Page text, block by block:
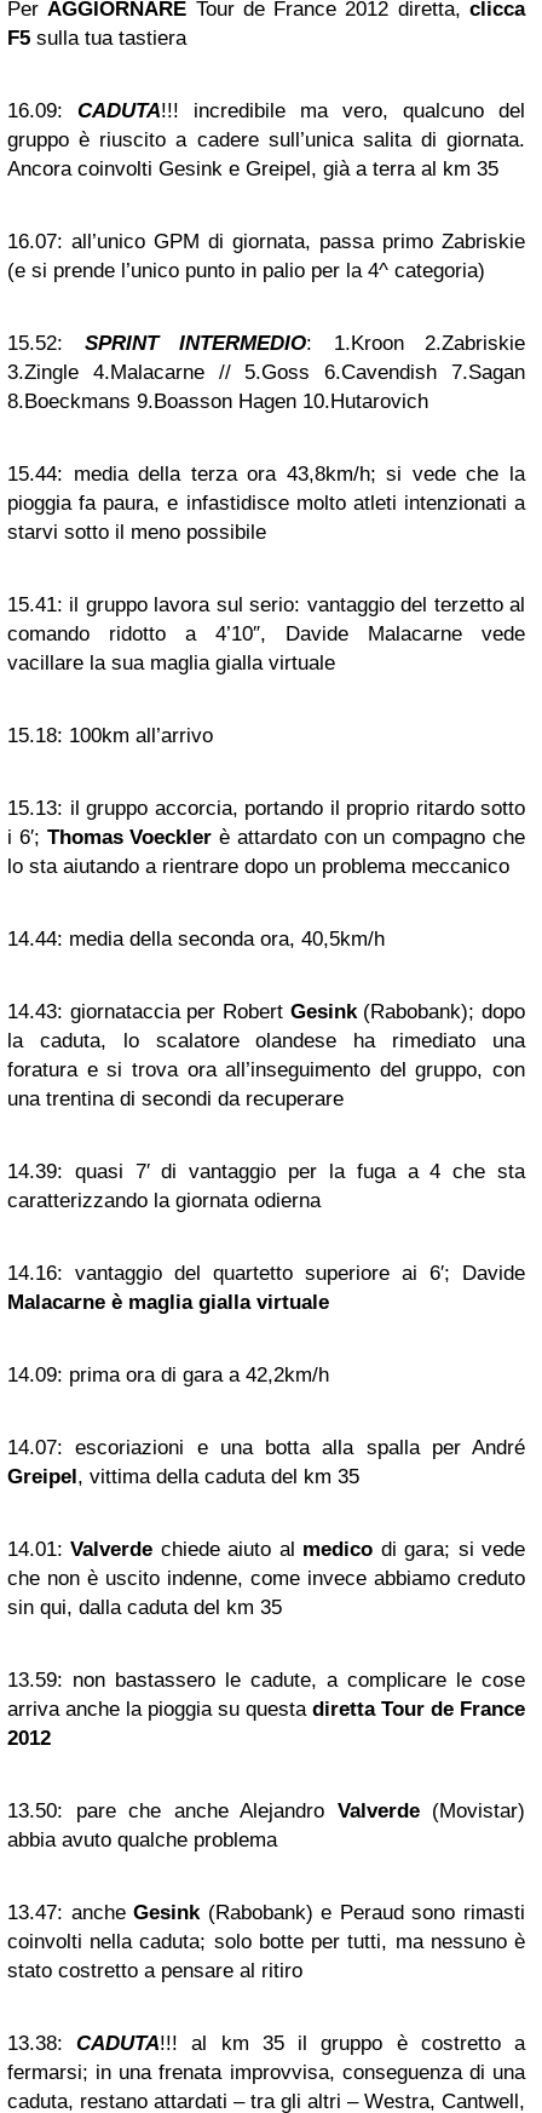
PerAGGIORNARE Tour de France 2012 diretta,clicca
F5 sulla tua tastiera
16.09: CADUTA!!! incredibile ma vero, qualcuno del
gruppo è riuscito a cadere sull’unica salita di giornata.
Ancora coinvolti Gesink e Greipel, già a terra al km 35
16.07: all’unico GPM di giornata, passa primo Zabriskie
(e si prende l’unico punto in palio per la 4^ categoria)
15.52: SPRINT INTERMEDIO: 1.Kroon 2.Zabriskie
3.Zingle 4.Malacarne // 5.Goss 6.Cavendish 7.Sagan
8.Boeckmans 9.Boasson Hagen 10.Hutarovich
15.44: media della terza ora 43,8km/h; si vede che la
pioggia fa paura, e infastidisce molto atleti intenzionati a
starvi sotto il meno possibile
15.41: il gruppo lavora sul serio: vantaggio del terzetto al
comando ridotto a 4’10″, Davide Malacarne vede
vacillare la sua maglia gialla virtuale
15.18: 100km all’arrivo
15.13: il gruppo accorcia, portando il proprio ritardo sotto
i 6′; Thomas Voeckler è attardato con un compagno che
lo sta aiutando a rientrare dopo un problema meccanico
14.44: media della seconda ora, 40,5km/h
14.43: giornataccia per Robert Gesink(Rabobank); dopo
la caduta, lo scalatore olandese ha rimediato una
foratura e si trova ora all’inseguimento del gruppo, con
una trentina di secondi da recuperare
14.39: quasi 7′ di vantaggio per la fuga a 4 che sta
caratterizzando la giornata odierna
14.16: vantaggio del quartetto superiore ai 6′; Davide
Malacarne è maglia gialla virtuale
14.09: prima ora di gara a 42,2km/h
14.07: escoriazioni e una botta alla spalla per André
Greipel, vittima della caduta del km 35
14.01: Valverde chiede aiuto al medico di gara; si vede
che non è uscito indenne, come invece abbiamo creduto
sin qui, dalla caduta del km 35
13.59: non bastassero le cadute, a complicare le cose
arriva anche la pioggia su questa diretta Tour de France
2012
13.50: pare che anche Alejandro Valverde(Movistar)
abbia avuto qualche problema
13.47: ancheGesink(Rabobank) e Peraud sono rimasti
coinvolti nella caduta; solo botte per tutti, ma nessuno è
stato costretto a pensare al ritiro
13.38: CADUTA!!! al km 35 il gruppo è costretto a
fermarsi; in una frenata improvvisa, conseguenza di una
caduta, restano attardati – tra gli altri – Westra, Cantwell,